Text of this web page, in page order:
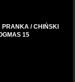
/ CHIŃSKI
15